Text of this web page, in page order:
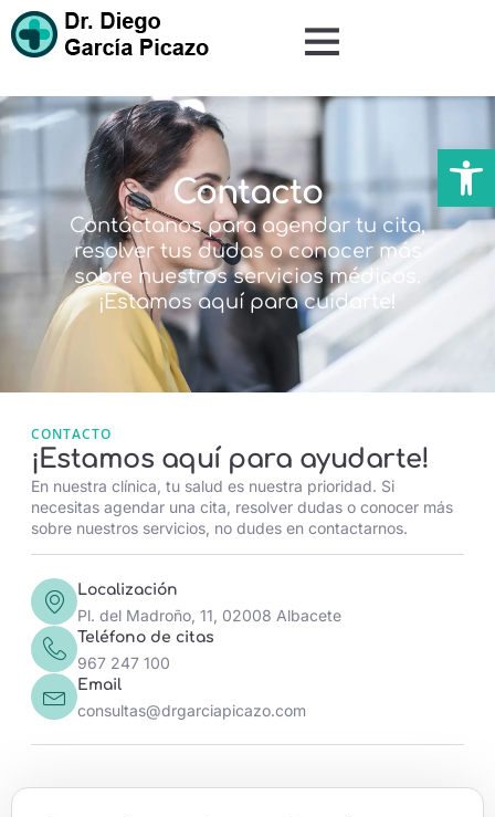
Abrir
Contacto
Contáctanos para agendar tu cita,
resolver tus dudas o conocer más
sobre nuestros servicios médicos.
¡Estamos aquí para cuidarte!
CONTACTO
¡Estamos aquí para ayudarte!
En nuestra clínica, tu salud es nuestra prioridad. Si
necesitas agendar una cita, resolver dudas o conocer más
sobre nuestros servicios, no dudes en contactarnos.
Localización
Pl. del Madroño, 11, 02008 Albacete
Teléfono de citas
967 247 100
Email
consultas@drgarciapicazo.com